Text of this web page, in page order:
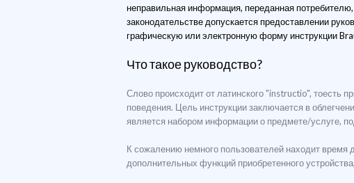
неправильная информация, переданная
законодательстве допускается предоставлении
графическую или электронную форму инструкции
Что такое руководство?
Слово происходит от латинского "instructio", тоесть
поведения. Цель инструкции заключается в
является набором информации о предмете/услуге,
К сожалению немного пользователей находит время
дополнительных функций приобретенного